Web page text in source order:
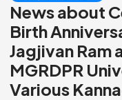
News about
Birth
Jagjivan Ram
MGRDPR
Various